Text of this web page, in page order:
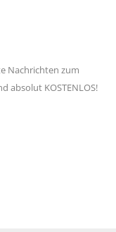
Nachrichten zum
absolut KOSTENLOS!